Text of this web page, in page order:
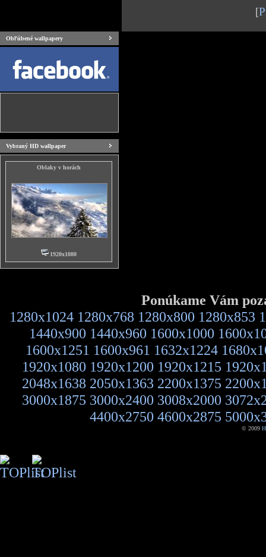
[
Obľúbené wallpapery
Vybraný HD wallpaper
Oblaky v horách
1920x1080
Ponúkame Vám
1280x1024 1280x768 1280x800 1280x853
1440x900 1440x960 1600x1000
1600x1251 1600x961 1632x1224
1920x1080 1920x1200 1920x1215
2048x1638 2050x1363 2200x1375
3000x1875 3000x2400 3008x2000
4400x2750 4600x2875
© 2009